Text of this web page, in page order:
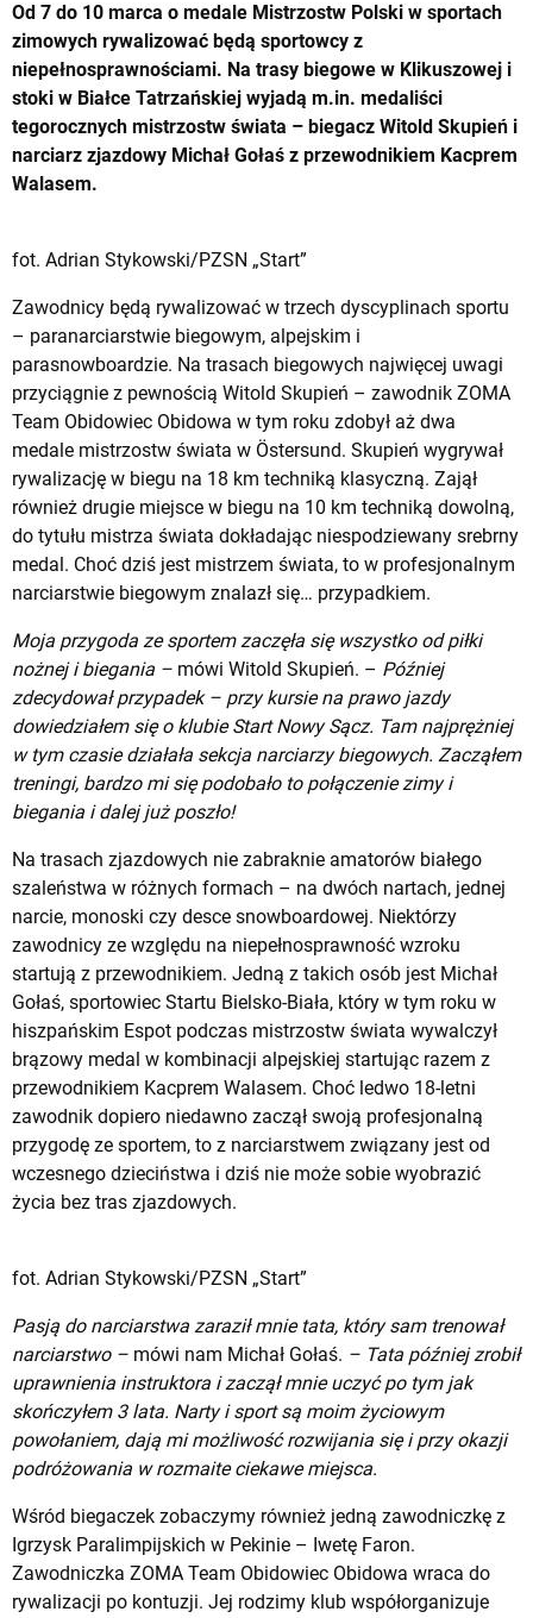
Od 7 do 10 marca o medale Mistrzostw Polski w sportach
zimowych rywalizować będą sportowcy z
niepełnosprawnościami. Na trasy biegowe w Klikuszowej i
stoki w Białce Tatrzańskiej wyjadą m.in. medaliści
tegorocznych mistrzostw świata – biegacz Witold Skupień i
narciarz zjazdowy Michał Gołaś z przewodnikiem Kacprem
Walasem.
fot. Adrian Stykowski/PZSN „Start”
Zawodnicy będą rywalizować w trzech dyscyplinach sportu
– paranarciarstwie biegowym, alpejskim i
parasnowboardzie. Na trasach biegowych najwięcej uwagi
przyciągnie z pewnością Witold Skupień – zawodnik ZOMA
Team Obidowiec Obidowa w tym roku zdobył aż dwa
medale mistrzostw świata w Östersund. Skupień wygrywał
rywalizację w biegu na 18 km techniką klasyczną. Zajął
również drugie miejsce w biegu na 10 km techniką dowolną,
do tytułu mistrza świata dokładając niespodziewany srebrny
medal. Choć dziś jest mistrzem świata, to w profesjonalnym
narciarstwie biegowym znalazł się… przypadkiem.
Moja przygoda ze sportem zaczęła się wszystko od piłki
nożnej i biegania – mówi Witold Skupień. – Później
zdecydował przypadek – przy kursie na prawo jazdy
dowiedziałem się o klubie Start Nowy Sącz. Tam najprężniej
w tym czasie działała sekcja narciarzy biegowych. Zacząłem
treningi, bardzo mi się podobało to połączenie zimy i
biegania i dalej już poszło!
Na trasach zjazdowych nie zabraknie amatorów białego
szaleństwa w różnych formach – na dwóch nartach, jednej
narcie, monoski czy desce snowboardowej. Niektórzy
zawodnicy ze względu na niepełnosprawność wzroku
startują z przewodnikiem. Jedną z takich osób jest Michał
Gołaś, sportowiec Startu Bielsko-Biała, który w tym roku w
hiszpańskim Espot podczas mistrzostw świata wywalczył
brązowy medal w kombinacji alpejskiej startując razem z
przewodnikiem Kacprem Walasem. Choć ledwo 18-letni
zawodnik dopiero niedawno zaczął swoją profesjonalną
przygodę ze sportem, to z narciarstwem związany jest od
wczesnego dzieciństwa i dziś nie może sobie wyobrazić
życia bez tras zjazdowych.
fot. Adrian Stykowski/PZSN „Start”
Pasją do narciarstwa zaraził mnie tata, który sam trenował
narciarstwo – mówi nam Michał Gołaś. – Tata później zrobił
uprawnienia instruktora i zaczął mnie uczyć po tym jak
skończyłem 3 lata. Narty i sport są moim życiowym
powołaniem, dają mi możliwość rozwijania się i przy okazji
podróżowania w rozmaite ciekawe miejsca.
Wśród biegaczek zobaczymy również jedną zawodniczkę z
Igrzysk Paralimpijskich w Pekinie – Iwetę Faron.
Zawodniczka ZOMA Team Obidowiec Obidowa wraca do
rywalizacji po kontuzji. Jej rodzimy klub współorganizuje